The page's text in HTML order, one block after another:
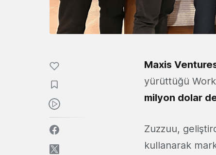
Maxis
yürüttüğü
milyon dolar
Zuzzuu,
kullanarak